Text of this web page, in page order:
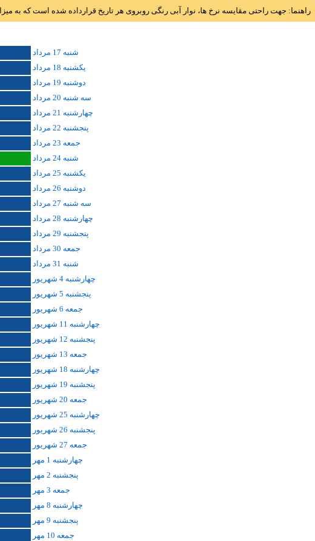
راهنما: جهت راحتی مقایسه نرخ ها، نوار آبی رنگی روبروی هر تاریخ قرارداده شده است که به
شنبه 17 مرداد
يکشنبه 18 مرداد
دوشنبه 19 مرداد
سه شنبه 20 مرداد
چهارشنبه 21 مرداد
پنجشنبه 22 مرداد
جمعه 23 مرداد
شنبه 24 مرداد
يکشنبه 25 مرداد
دوشنبه 26 مرداد
سه شنبه 27 مرداد
چهارشنبه 28 مرداد
پنجشنبه 29 مرداد
جمعه 30 مرداد
شنبه 31 مرداد
چهارشنبه 4 شهریور
پنجشنبه 5 شهریور
جمعه 6 شهریور
چهارشنبه 11 شهریور
پنجشنبه 12 شهریور
جمعه 13 شهریور
چهارشنبه 18 شهریور
پنجشنبه 19 شهریور
جمعه 20 شهریور
چهارشنبه 25 شهریور
پنجشنبه 26 شهریور
جمعه 27 شهریور
چهارشنبه 1 مهر
پنجشنبه 2 مهر
جمعه 3 مهر
چهارشنبه 8 مهر
پنجشنبه 9 مهر
جمعه 10 مهر